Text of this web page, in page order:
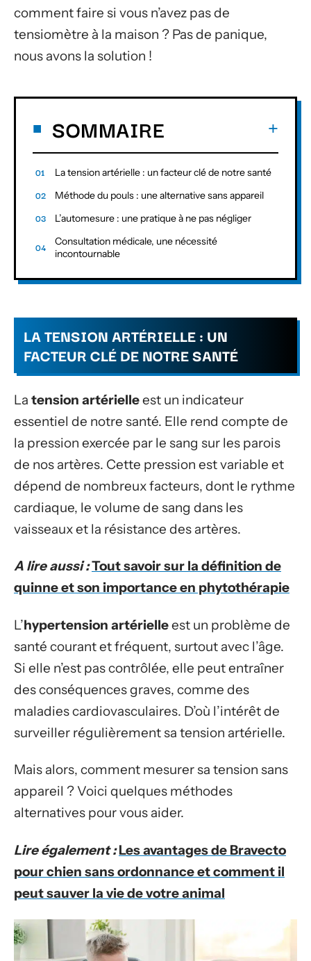
comment faire si vous n’avez pas de
tensiomètre à la maison ? Pas de panique,
nous avons la solution !
SOMMAIRE
La tension artérielle : un facteur clé de notre santé
Méthode du pouls : une alternative sans appareil
L’automesure : une pratique à ne pas négliger
Consultation médicale, une nécessité
incontournable
LA TENSION ARTÉRIELLE : UN
FACTEUR CLÉ DE NOTRE SANTÉ
La tension artérielleest un indicateur
essentiel de notre santé. Elle rend compte de
la pression exercée par le sang sur les parois
de nos artères. Cette pression est variable et
dépend de nombreux facteurs, dont le rythme
cardiaque, le volume de sang dans les
vaisseaux et la résistance des artères.
A lire aussi :Tout savoir sur la définition de
quinne et son importance en phytothérapie
L’hypertension artérielleest un problème de
santé courant et fréquent, surtout avec l’âge.
Si elle n’est pas contrôlée, elle peut entraîner
des conséquences graves, comme des
maladies cardiovasculaires. D’où l’intérêt de
surveiller régulièrement sa tension artérielle.
Mais alors, comment mesurer sa tension sans
appareil ? Voici quelques méthodes
alternatives pour vous aider.
Lire également : Les avantages de Bravecto
pour chien sans ordonnance et comment il
peut sauver la vie de votre animal